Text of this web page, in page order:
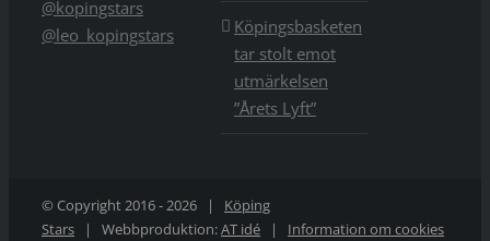
@kopingstars
@leo_kopingstars
Köpingsbasketen
tar stolt emot
utmärkelsen
”Årets Lyft”
© Copyright 2016 -2026 | Köping
Stars | Webbproduktion:AT idé | Information om cookies